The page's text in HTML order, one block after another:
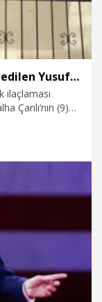
Böcek ilacından zehirlendiği iddia edilen Yusuf'un öldüğü olaya ilişkin 2 tutuklama
ilaçlaması
Çanlı’nın (9)
ise adli kontrol